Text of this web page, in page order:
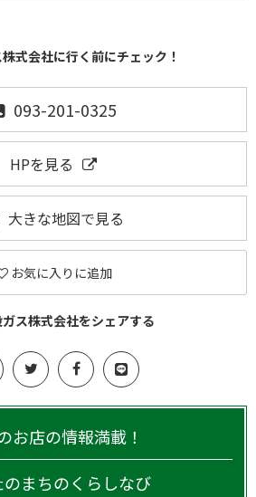
式会社に行く前にチェック！
093-201-0325
HPを見る
大きな地図で見る
お気に入りに追加
ス株式会社をシェアする
お店の情報満載！
のまちのくらしなび